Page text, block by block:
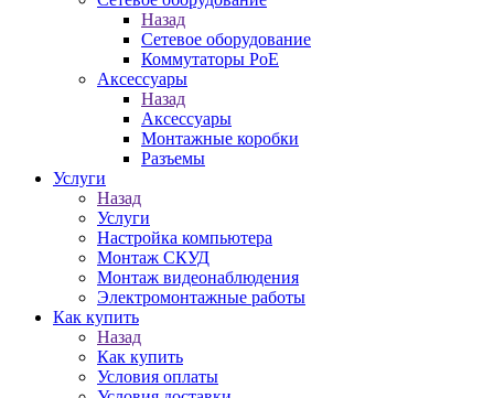
Назад
Сетевое оборудование
Коммутаторы PoE
Аксессуары
Назад
Аксессуары
Монтажные коробки
Разъемы
Услуги
Назад
Услуги
Настройка компьютера
Монтаж СКУД
Монтаж видеонаблюдения
Электромонтажные работы
Как купить
Назад
Как купить
Условия оплаты